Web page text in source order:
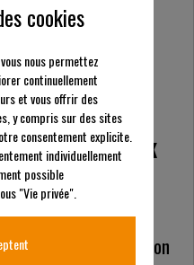
AS 1040 YAK
Y montés de façon
cookies
nous permettez
continuellement
et vous offrir des
y compris sur des sites
consentement explicite.
individuellement
possible
"Vie privée".